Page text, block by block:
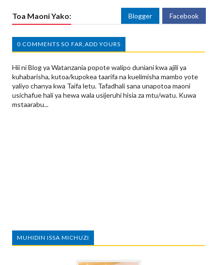
Toa Maoni Yako: Blogger Facebook
0 COMMENTS SO FAR,ADD YOURS
Hii ni Blog ya Watanzania popote walipo duniani kwa ajili ya
kuhabarisha, kutoa/kupokea taarifa na kuelimisha mambo yote
yaliyo chanya kwa Taifa letu. Tafadhali sana unapotoa maoni
usichafue hali ya hewa wala usijeruhi hisia za mtu/watu. Kuwa
mstaarabu...
MUHIDIN ISSA MICHUZI